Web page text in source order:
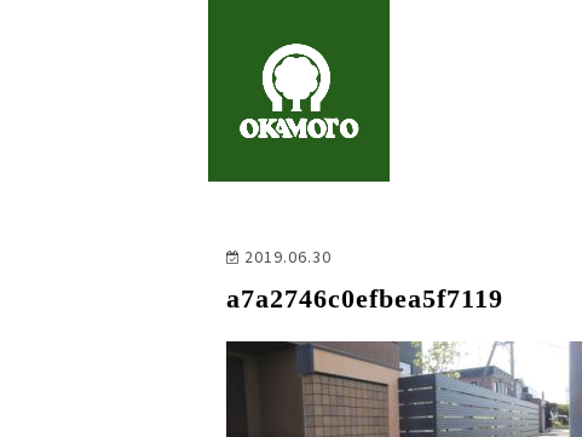
2019.06.30
a7a2746c0efbea5f7119